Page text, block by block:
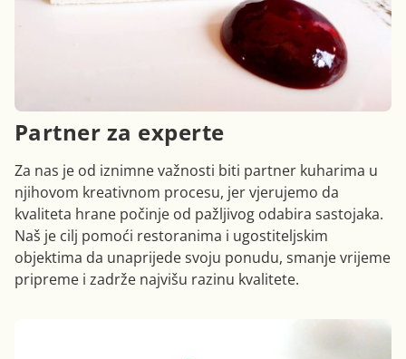
Partner za experte
Za nas je od iznimne važnosti biti partner kuharima u
njihovom kreativnom procesu, jer vjerujemo da
kvaliteta hrane počinje od pažljivog odabira sastojaka.
Naš je cilj pomoći restoranima i ugostiteljskim
objektima da unaprijede svoju ponudu, smanje vrijeme
pripreme i zadrže najvišu razinu kvalitete.